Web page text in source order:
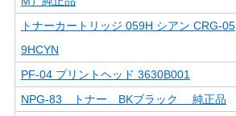
トナーカートリッジ 059H シアン CRG-05
9HCYN
PF-04 プリントヘッド 3630B001
NPG-83 トナー BKブラック 純正品